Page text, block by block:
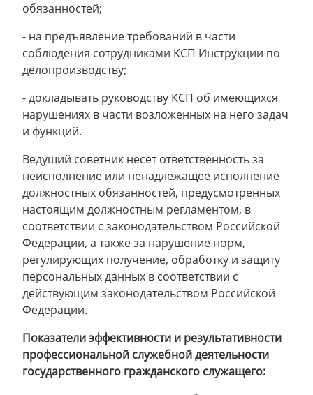
обязанностей;
- на предъявление требований в части
соблюдения сотрудниками КСП Инструкции по
делопроизводству;
- докладывать руководству КСП об имеющихся
нарушениях в части возложенных на него задач
и функций.
Ведущий советник несет ответственность за
неисполнение или ненадлежащее исполнение
должностных обязанностей, предусмотренных
настоящим должностным регламентом, в
соответствии с законодательством Российской
Федерации, а также за нарушение норм,
регулирующих получение, обработку и защиту
персональных данных в соответствии с
действующим законодательством Российской
Федерации.
Показатели эффективности и результативности
профессиональной служебной деятельности
государственного гражданского служащего: